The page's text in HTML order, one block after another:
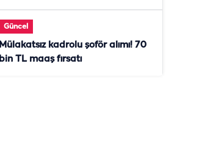
Güncel
Mülakatsız kadrolu şoför alımı! 70
bin TL maaş fırsatı